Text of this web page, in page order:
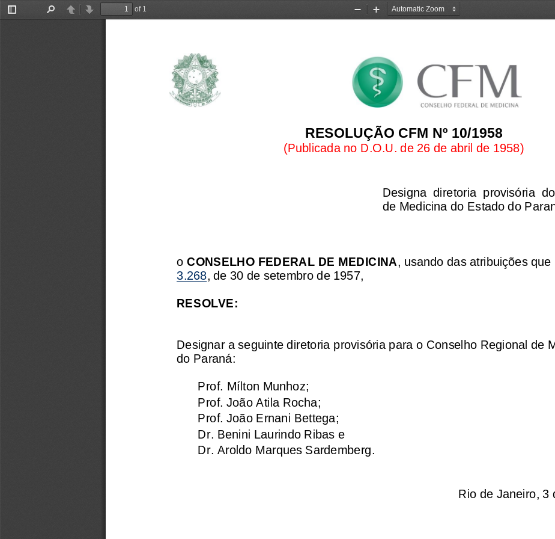
Toggle
PreviousNext
of 1
Zoom
Zoom
RESOLUÇÃO CFM Nº 10/1958
(Publicada no D.O.U. de 26 de abril de 1958)
Designa  diretoria  provisória
de Medicina do Estado do
o CONSELHO FEDERAL DE MEDICINA , usando das atribuições
3.268 , de 30 de setembro de 1957,
RESOLVE:
Designar a seguinte diretoria provisória para o Conselho Regional de
do Paraná:
Prof. Mílton Munhoz;
Prof. João Atila Rocha;
Prof. João Ernani Bettega;
Dr. Benini Laurindo Ribas e
Dr. Aroldo Marques Sardemberg.
Rio de Janeiro, 3